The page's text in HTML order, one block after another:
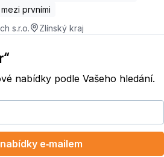
prvními
s.r.o.
Zlínský kraj
nabídky podle Vašeho hledání.
e‑mailem